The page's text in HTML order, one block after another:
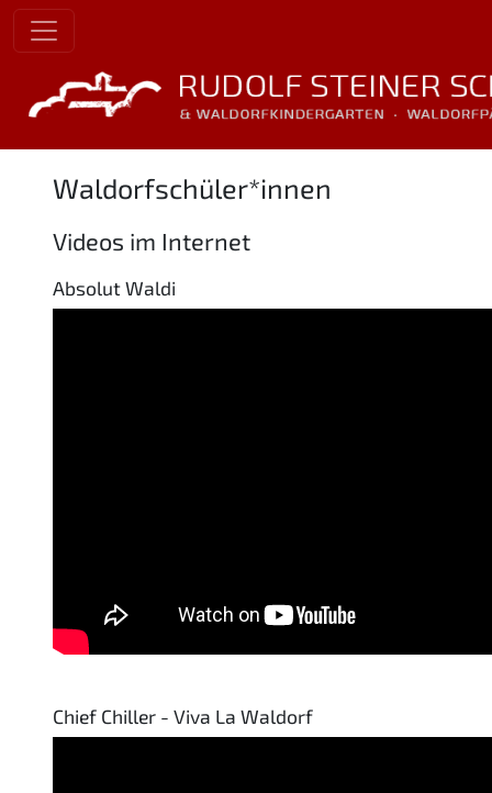
Waldorfschüler*innen
Videos im Internet
Absolut Waldi
Chief Chiller - Viva La Waldorf